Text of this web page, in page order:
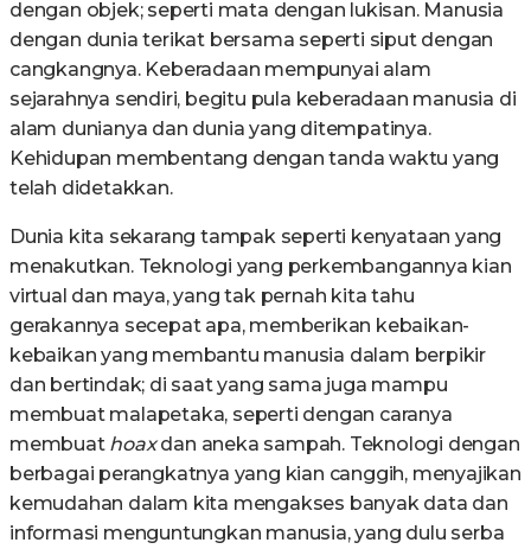
dengan objek; seperti mata dengan lukisan. Manusia
dengan dunia terikat bersama seperti siput dengan
cangkangnya. Keberadaan mempunyai alam
sejarahnya sendiri, begitu pula keberadaan manusia di
alam dunianya dan dunia yang ditempatinya.
Kehidupan membentang dengan tanda waktu yang
telah didetakkan.
Dunia kita sekarang tampak seperti kenyataan yang
menakutkan. Teknologi yang perkembangannya kian
virtual dan maya, yang tak pernah kita tahu
gerakannya secepat apa, memberikan kebaikan-
kebaikan yang membantu manusia dalam berpikir
dan bertindak; di saat yang sama juga mampu
membuat malapetaka, seperti dengan caranya
membuat hoaxdan aneka sampah. Teknologi dengan
berbagai perangkatnya yang kian canggih, menyajikan
kemudahan dalam kita mengakses banyak data dan
informasi menguntungkan manusia, yang dulu serba